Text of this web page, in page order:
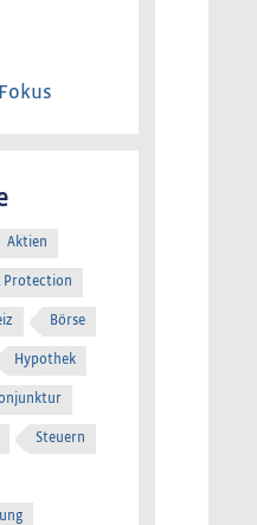
Aktien
Protection
Börse
Hypothek
Steuern